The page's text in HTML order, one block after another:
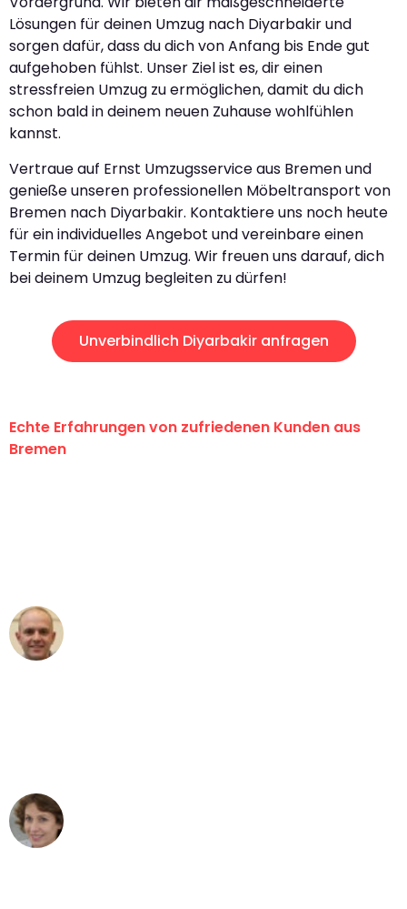
Lösungen für deinen Umzug nach Diyarbakir und
sorgen dafür, dass du dich von Anfang bis Ende gut
aufgehoben fühlst. Unser Ziel ist es, dir einen
stressfreien Umzug zu ermöglichen, damit du dich
schon bald in deinem neuen Zuhause wohlfühlen
kannst.
Vertraue auf Ernst Umzugsservice aus Bremen und
genieße unseren professionellen Möbeltransport von
Bremen nach Diyarbakir. Kontaktiere uns noch heute
für ein individuelles Angebot und vereinbare einen
Termin für deinen Umzug. Wir freuen uns darauf, dich
bei deinem Umzug begleiten zu dürfen!
Unverbindlich Diyarbakir anfragen
Echte Erfahrungen von zufriedenen Kunden aus
Bremen